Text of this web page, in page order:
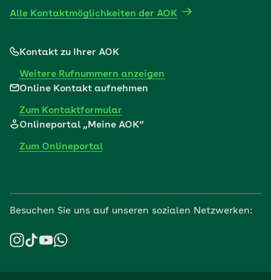
Alle Kontaktmöglichkeiten der AOK
Kontakt zu Ihrer AOK
Weitere Rufnummern anzeigen
Online Kontakt aufnehmen
Zum Kontaktformular
Onlineportal „Meine AOK“
Zum Onlineportal
Besuchen Sie uns auf unseren sozialen Netzwerken: